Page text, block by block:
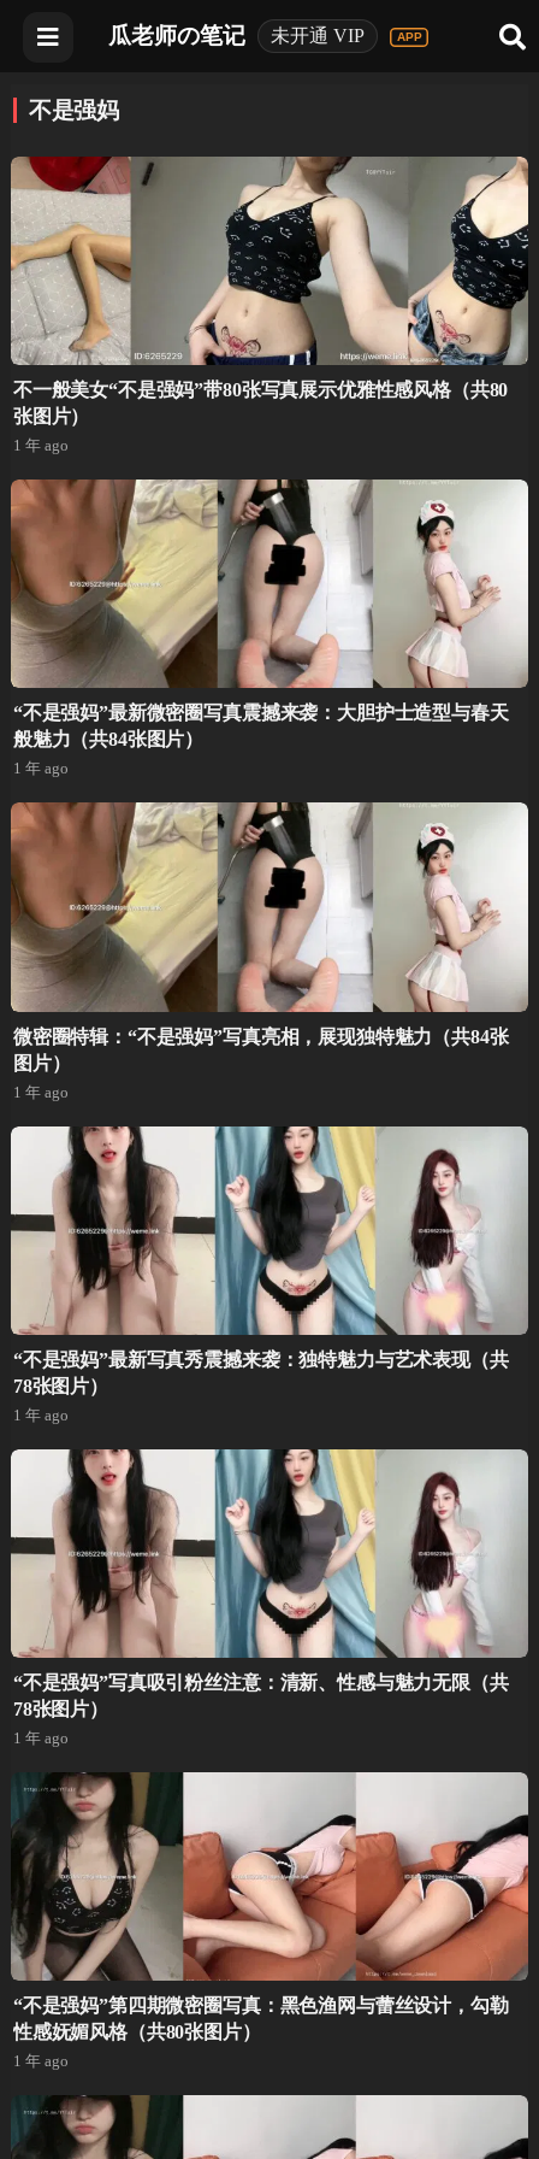
瓜老师の笔记 未开通 VIP
不是强妈
不一般美女“不是强妈”带80张写真展示优雅性感风格（共80
张图片）
1 年 ago
“不是强妈”最新微密圈写真震撼来袭：大胆护士造型与春天
般魅力（共84张图片）
1 年 ago
微密圈特辑：“不是强妈”写真亮相，展现独特魅力（共84张
图片）
1 年 ago
“不是强妈”最新写真秀震撼来袭：独特魅力与艺术表现（共
78张图片）
1 年 ago
“不是强妈”写真吸引粉丝注意：清新、性感与魅力无限（共
78张图片）
1 年 ago
“不是强妈”第四期微密圈写真：黑色渔网与蕾丝设计，勾勒
性感妩媚风格（共80张图片）
1 年 ago